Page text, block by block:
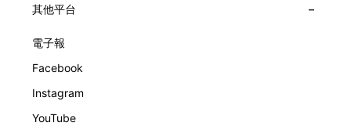
其他平台
電子報
Facebook
Instagram
YouTube